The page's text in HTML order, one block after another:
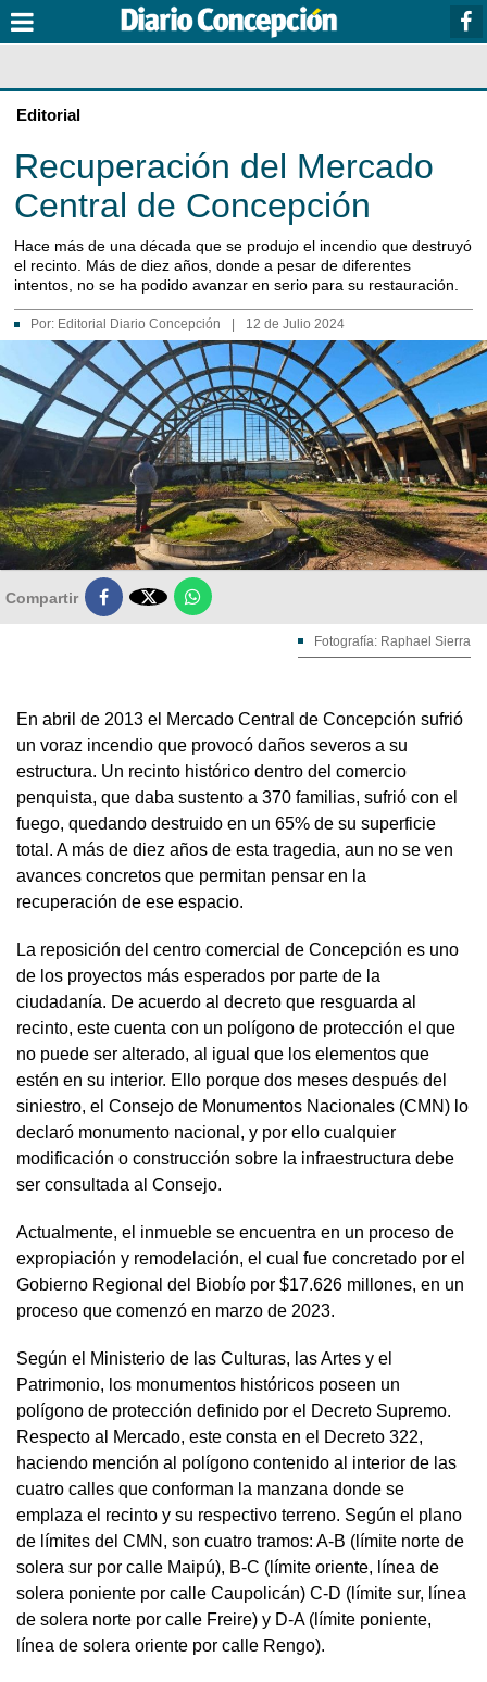
Editorial
Recuperación del Mercado
Central de Concepción
Hace más de una década que se produjo el incendio que destruyó
el recinto. Más de diez años, donde a pesar de diferentes
intentos, no se ha podido avanzar en serio para su restauración.
Por: Editorial Diario Concepción 12 de Julio 2024
Compartir 
Fotografía: Raphael Sierra
En abril de 2013 el Mercado Central de Concepción sufrió
un voraz incendio que provocó daños severos a su
estructura. Un recinto histórico dentro del comercio
penquista, que daba sustento a 370 familias, sufrió con el
fuego, quedando destruido en un 65% de su superficie
total. A más de diez años de esta tragedia, aun no se ven
avances concretos que permitan pensar en la
recuperación de ese espacio.
La reposición del centro comercial de Concepción es uno
de los proyectos más esperados por parte de la
ciudadanía. De acuerdo al decreto que resguarda al
recinto, este cuenta con un polígono de protección el que
no puede ser alterado, al igual que los elementos que
estén en su interior. Ello porque dos meses después del
siniestro, el Consejo de Monumentos Nacionales (CMN) lo
declaró monumento nacional, y por ello cualquier
modificación o construcción sobre la infraestructura debe
ser consultada al Consejo.
Actualmente, el inmueble se encuentra en un proceso de
expropiación y remodelación, el cual fue concretado por el
Gobierno Regional del Biobío por $17.626 millones, en un
proceso que comenzó en marzo de 2023.
Según el Ministerio de las Culturas, las Artes y el
Patrimonio, los monumentos históricos poseen un
polígono de protección definido por el Decreto Supremo.
Respecto al Mercado, este consta en el Decreto 322,
haciendo mención al polígono contenido al interior de las
cuatro calles que conforman la manzana donde se
emplaza el recinto y su respectivo terreno. Según el plano
de límites del CMN, son cuatro tramos: A-B (límite norte de
solera sur por calle Maipú), B-C (límite oriente, línea de
solera poniente por calle Caupolicán) C-D (límite sur, línea
de solera norte por calle Freire) y D-A (límite poniente,
línea de solera oriente por calle Rengo).